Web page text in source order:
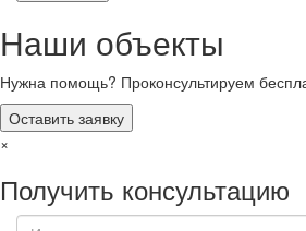
Наши объекты
Нужна помощь? Проконсультируем
Оставить заявку
×
Получить консультацию